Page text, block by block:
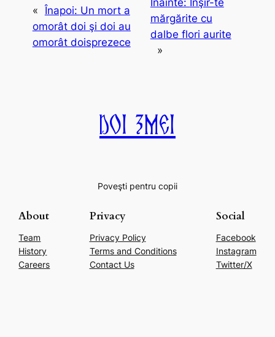
« Înapoi: Un mort a
omorât doi şi doi au
omorât doisprezece
Înainte: Înşir-te
mărgărite cu
dalbe flori aurite
»
Doi Zmei
Poveşti pentru copii
About
Team
History
Careers
Privacy
Privacy Policy
Terms and Conditions
Contact Us
Social
Facebook
Instagram
Twitter/X